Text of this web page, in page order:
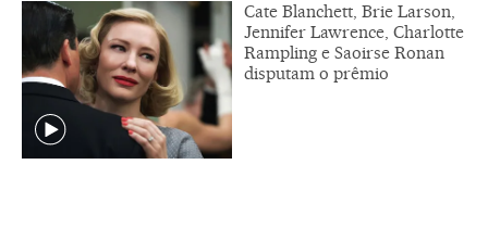
Cate Blanchett, Brie Larson,
Jennifer Lawrence, Charlotte
Rampling e Saoirse Ronan
disputam o prêmio